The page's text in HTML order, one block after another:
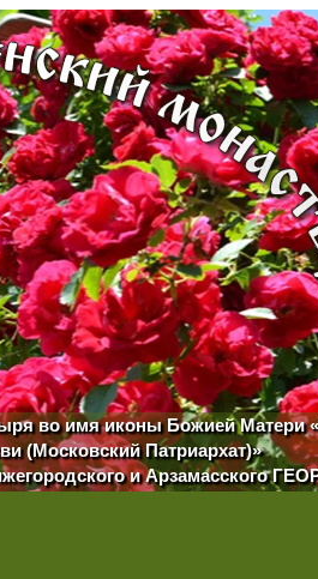
во имя иконы Божией Матери
(Московский Патриархат)»
и Арзамасского